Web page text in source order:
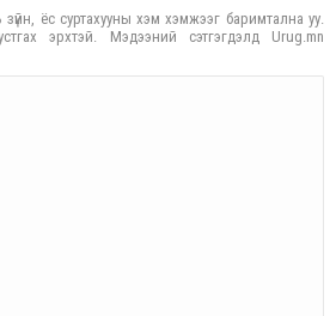
зүйн, ёс суртахууны хэм хэмжээг баримтална уу.
эрхтэй. Мэдээний сэтгэгдэлд Urug.mn